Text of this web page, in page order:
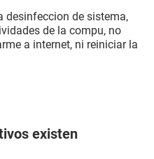
desinfeccion de sistema,
de la compu, no
a internet, ni reiniciar la
existen